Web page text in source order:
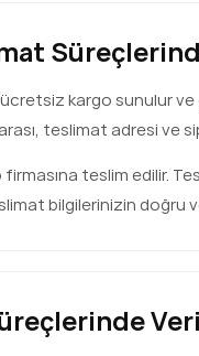
kargo sunulur ve
teslimat adresi ve
teslim edilir.
bilgilerinizin doğru
Veri